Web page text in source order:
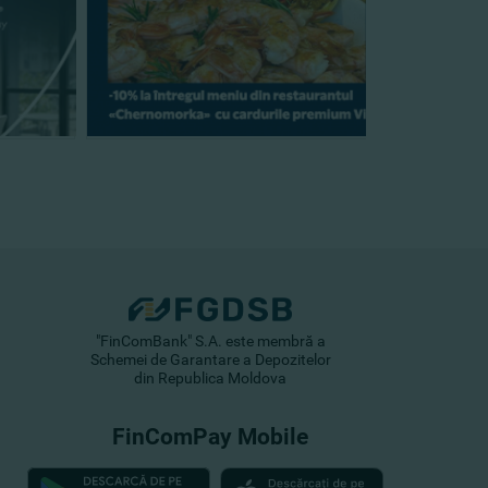
"FinComBank" S.A. este membră a
Schemei de Garantare a Depozitelor
din Republica Moldova
FinComPay Mobile